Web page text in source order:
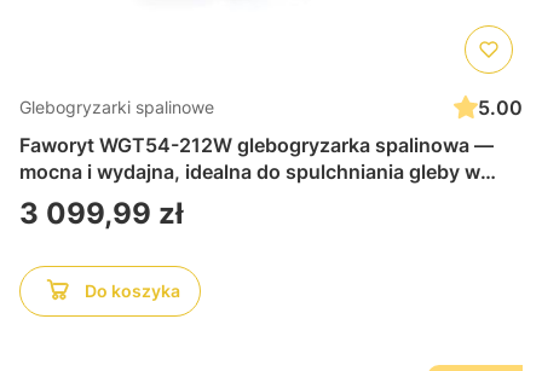
Glebogryzarki spalinowe
5.00
Faworyt WGT54-212W glebogryzarka spalinowa —
mocna i wydajna, idealna do spulchniania gleby w
ogrodzie lub na działce, solidna i łatwa w obsłudze
Cena
3 099,99 zł
Do koszyka